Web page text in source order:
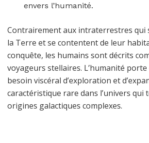
envers l’humanité.
Contrairement aux intraterrestres qui
la Terre et se contentent de leur
conquête, les humains sont décrits
voyageurs stellaires. L’humanité
besoin viscéral d’exploration et
caractéristique rare dans l’univers qui
origines galactiques complexes.